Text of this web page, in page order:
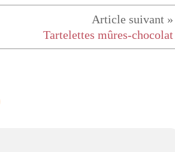
Tartelettes mûres-chocolat